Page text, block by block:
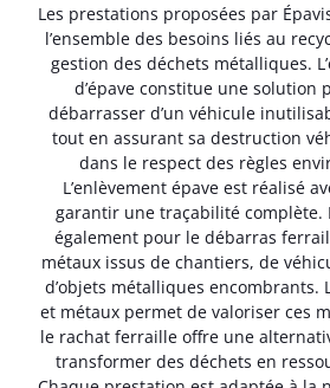
Les prestations proposées par
l’ensemble des besoins liés au
gestion des déchets métalliques.
d’épave constitue une solution
débarrasser d’un véhicule
tout en assurant sa destruction
dans le respect des règles
L’enlèvement épave est réalisé
garantir une traçabilité complète.
également pour le débarras
métaux issus de chantiers, de
d’objets métalliques encombrants.
et métaux permet de valoriser ces
le rachat ferraille offre une
transformer des déchets en